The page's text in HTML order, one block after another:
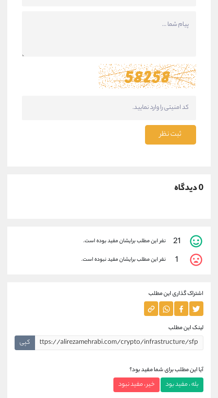
ثبت نظر
0 دیدگاه
21 نفر این مطلب برایشان مفید بوده است.
1 نفر این مطلب برایشان مفید نبوده است.
اشتراک گذاری این مطلب
لینک این مطلب
کپی
آیا این مطلب برای شما مفید بود؟
بله ، مفید بود خیر ، مفید نبود